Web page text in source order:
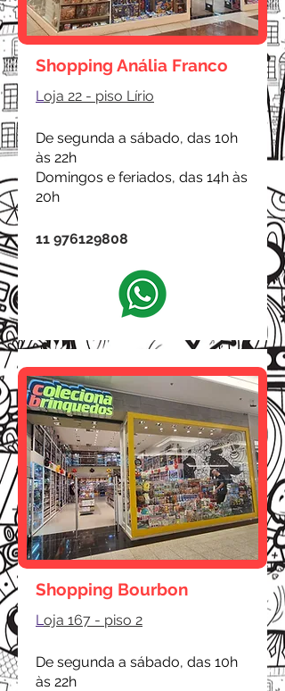
Shopping Anália Franco
Loja 22 - piso Lírio
De segunda a sábado, das 10h
às 22h
Domingos e feriados, das 14h às
20h
11 976129808
Shopping Bourbon
Loja 167 - piso 2
De segunda a sábado, das 10h
às 22h